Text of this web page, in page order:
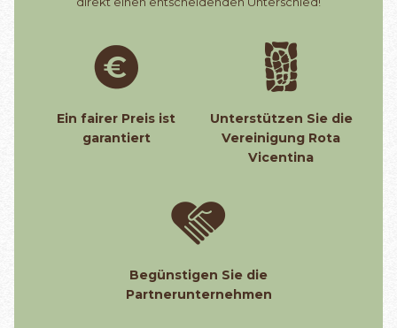
Ein fairer Preis ist
garantiert
Unterstützen Sie die
Vereinigung Rota
Vicentina
Begünstigen Sie die
Partnerunternehmen